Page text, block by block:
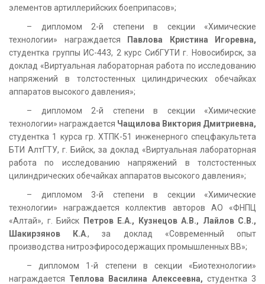
элементов артиллерийских боеприпасов»;
– дипломом 2-й степени в секции «Химические
технологии» награждается
Павлова Кристина Игоревна,
студентка группы ИС-443, 2 курс СибГУТИ г. Новосибирск, за
доклад «Виртуальная лабораторная работа по исследованию
напряжений в толстостенных цилиндрических обечайках
аппаратов высокого давления»;
– дипломом 2-й степени в секции «Химические
технологии» награждается Чащилова Виктория Дмитриевна,
студентка 1 курса гр. ХТПК-51 инженерного спецфакультета
БТИ АлтГТУ, г. Бийск, за доклад «Виртуальная лабораторная
работа по исследованию напряжений в толстостенных
цилиндрических обечайках аппаратов высокого давления»;
– дипломом 3-й степени в секции «Химические
технологии» награждается коллектив авторов АО «ФНПЦ
«Алтай», г. Бийск
Петров Е.А., Кузнецов А.В., Лайлов С.В.,
Шакирзянов К.А., за доклад «Современный опыт
производства нитроэфиросодержащих промышленных ВВ»;
– дипломом 1-й степени в секции «Биотехнологии»
награждается Теплова Василина Алексеевна, студентка 3